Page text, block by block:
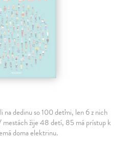
dedinu so 100 deťmi, len 6 z nich
mestách žije 48 detí, 85 má prístup k
doma elektrinu.